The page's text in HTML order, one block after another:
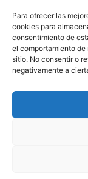
Para ofrecer las
cookies para
consentimiento de
el comportamiento
sitio. No consentir o
negativamente a
OFICINA
C/Francisco
Madrid –
©